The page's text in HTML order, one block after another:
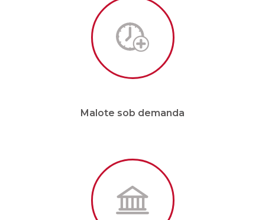
Malote sob demanda
Cobrança extrajudicial a inadimplentes sem
custos ao condomínio